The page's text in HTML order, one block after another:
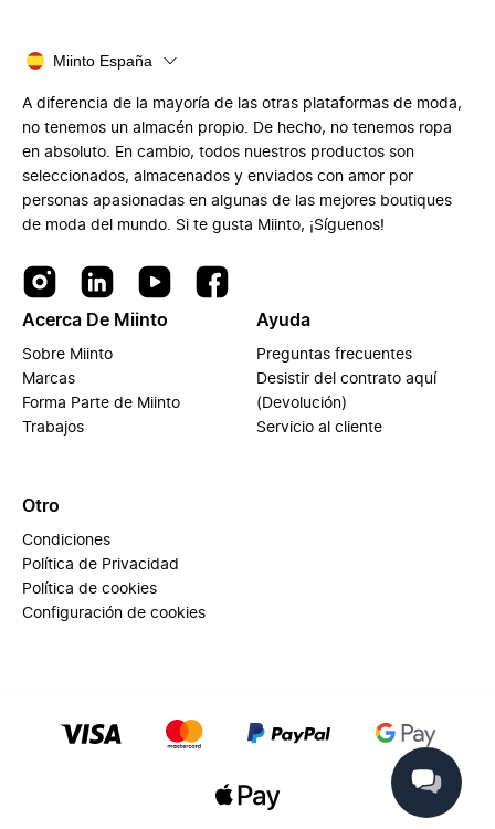
Miinto España
A diferencia de la mayoría de las otras plataformas de moda,
no tenemos un almacén propio. De hecho, no tenemos ropa
en absoluto. En cambio, todos nuestros productos son
seleccionados, almacenados y enviados con amor por
personas apasionadas en algunas de las mejores boutiques
de moda del mundo. Si te gusta Miinto, ¡Síguenos!
Acerca De Miinto
Sobre Miinto
Marcas
Forma Parte de Miinto
Trabajos
Ayuda
Preguntas frecuentes
Desistir del contrato aquí
(Devolución)
Servicio al cliente
Otro
Condiciones
Política de Privacidad
Política de cookies
Configuración de cookies